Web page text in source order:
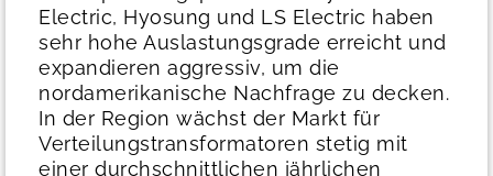
Electric, Hyosung und LS Electric haben
sehr hohe Auslastungsgrade erreicht und
expandieren aggressiv, um die
nordamerikanische Nachfrage zu decken.
In der Region wächst der Markt für
Verteilungstransformatoren stetig mit
einer durchschnittlichen jährlichen